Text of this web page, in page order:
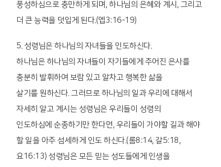
풍성하심으로 충만하게 되며, 하나님의 은혜와 계시, 그리고
더 큰 능력을 덧입게 된다.(엡3:16-19)
5. 성령님은 하나님의 자녀들을 인도하신다.
하나님은 하나님의 자녀들이 자기들에게 주어진 은사를
충분히 발휘하여 보람 있고 알차고 행복한 삶을
살기를 원하신다. 그러므로 하나님의 일과 우리에 대해서
자세히 알고 계시는 성령님은 우리들이 성령의
인도하심에 순종하기만 한다면, 우리들이 가야할 길과 해야
할 일을 아주 섬세하게 인도 하신다.(롬8:14, 갈5:18,
요16:13) 성령님은 모든 믿는 성도들에게 인생을